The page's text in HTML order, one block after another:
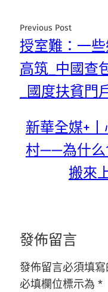
Previous Post
授室難：一
高筑_中國查
_國度扶貧門
新華全媒+
村——為什么
搬來
發佈留言
發佈留言必須填
必填欄位標示為 *